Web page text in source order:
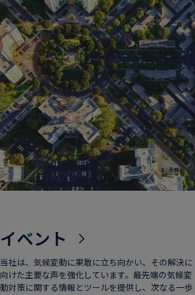
イベント
当社は、気候変動に果敢に立ち向かい、その解決に
向けた主要な声を強化しています。最先端の気候変
動対策に関する情報とツールを提供し、次なる一歩